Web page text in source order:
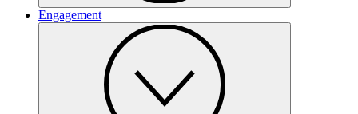
Engagement